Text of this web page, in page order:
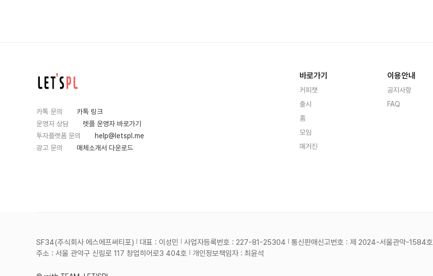
카톡 문의
카톡 링크
운영자 상담
렛플 운영자 바로가기
투자플랫폼 문의
help@letspl.me
광고 문의
매체소개서 다운로드
바로가기
커피챗
출시
홈
모임
매거진
이용안내
공지사항
FAQ
SF34(주식회사 에스에프써티포) 대표 : 이성민 사업자등록번호 : 227-81-25304
통신판매신고번호 : 제 2024-서울관악-1584호
주소 : 서울 관악구 신림로 117 창업히어로3 404호
개인정보책임자 : 최윤석